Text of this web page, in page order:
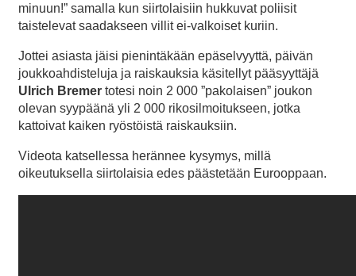
minuun!” samalla kun siirtolaisiin hukkuvat poliisit
taistelevat saadakseen villit ei-valkoiset kuriin.
Jottei asiasta jäisi pienintäkään epäselvyyttä, päivän
joukkoahdisteluja ja raiskauksia käsitellyt pääsyyttäjä
Ulrich Bremer totesi noin 2 000 ”pakolaisen” joukon
olevan syypäänä yli 2 000 rikosilmoitukseen, jotka
kattoivat kaiken ryöstöistä raiskauksiin.
Videota katsellessa herännee kysymys, millä
oikeutuksella siirtolaisia edes päästetään Eurooppaan.